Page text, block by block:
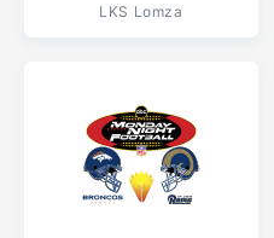
LKS Lomza